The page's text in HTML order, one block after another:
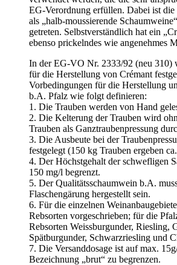
EG-Verordnung erfüllen. Dabei ist die
als „halb-moussierende
getreten. Selbstverständlich hat ein
ebenso prickelndes wie angenehmes
In der EG-VO Nr. 2333/92 (neu 310)
für die Herstellung von Crémant
Vorbedingungen für die Herstellung
b.A. Pfalz wie folgt definieren:
1. Die Trauben werden von Hand
2. Die Kelterung der Trauben wird
Trauben als Ganztraubenpressung
3. Die Ausbeute bei der
festgelegt (150 kg Trauben ergeben
4. Der Höchstgehalt der schwefligen
150 mg/l begrenzt.
5. Der Qualitätsschaumwein b.A.
Flaschengärung hergestellt sein.
6. Für die einzelnen
Rebsorten vorgeschrieben; für die
Rebsorten Weissburgunder, Riesling,
Spätburgunder, Schwarzriesling und
7. Die Versanddosage ist auf max.
Bezeichnung „brut“ zu begrenzen.